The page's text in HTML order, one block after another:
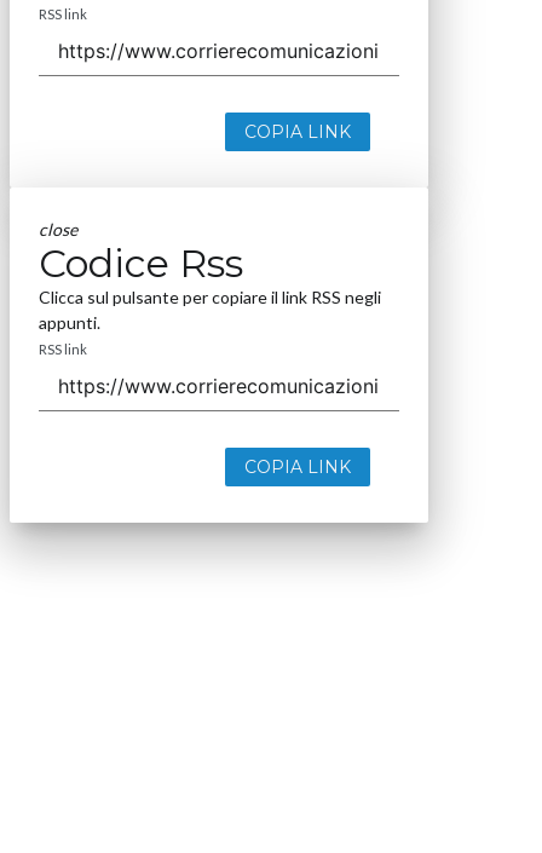
RSS link
COPIA LINK
close
Codice Rss
Clicca sul pulsante per copiare il link RSS negli
appunti.
RSS link
COPIA LINK